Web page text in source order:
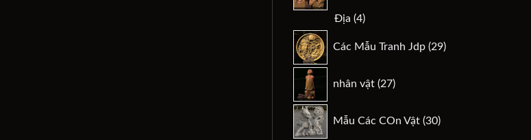
Địa 44
phẩm
Các Mẫu Tranh Jdp 29
sản
nhân vật 27
sản
Mẫu Các COn Vật 30
sản